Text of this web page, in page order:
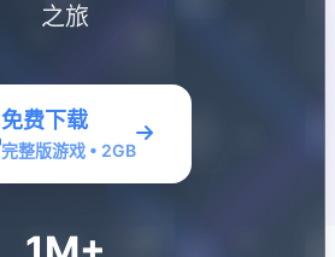
之旅
免费下载
完整版游戏 • 2GB